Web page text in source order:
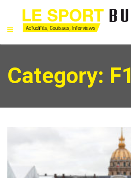
Category: